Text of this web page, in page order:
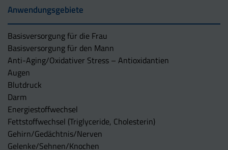
Anwendungsgebiete
Basisversorgung für die Frau
Basisversorgung für den Mann
Anti-Aging/Oxidativer Stress – Antioxidantien
Augen
Blutdruck
Darm
Energiestoffwechsel
Fettstoffwechsel (Triglyceride, Cholesterin)
Gehirn/Gedächtnis/Nerven
Gelenke/Sehnen/Knochen